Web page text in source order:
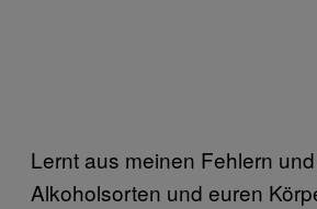
Lernt aus meinen Fehlern
Alkoholsorten und euren